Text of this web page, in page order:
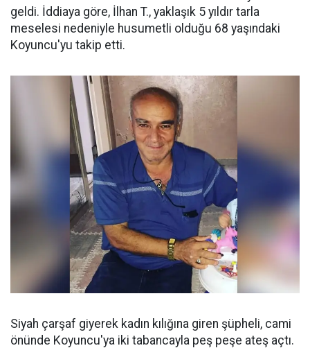
geldi. İddiaya göre, İlhan T., yaklaşık 5 yıldır tarla
meselesi nedeniyle husumetli olduğu 68 yaşındaki
Koyuncu'yu takip etti.
Siyah çarşaf giyerek kadın kılığına giren şüpheli, cami
önünde Koyuncu'ya iki tabancayla peş peşe ateş açtı.